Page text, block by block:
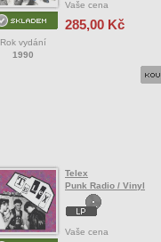
Rok vydání
1990
Vaše cena
285,00 Kč
Telex
Punk Radio / Vinyl
Vaše cena